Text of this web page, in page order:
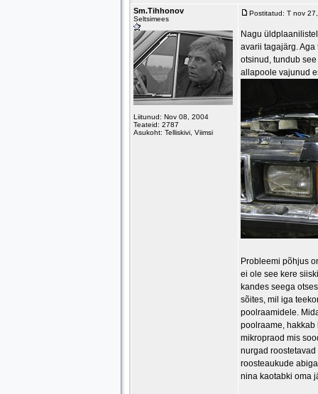
Sm.Tihhonov
Seltsimees
Liitunud: Nov 08, 2004
Teateid: 2787
Asukoht: Telliskivi, Viimsi
Postitatud: T nov
Nagu
avarii tagajärg.
otsinud, tundub
allapoole vajunud
Probleemi põhjus
ei ole see kere
kandes seega
sõites, mil iga
poolraamidele.
poolraame, hakkab
mikropraod mis
nurgad
roosteaukude
nina kaotabki oma